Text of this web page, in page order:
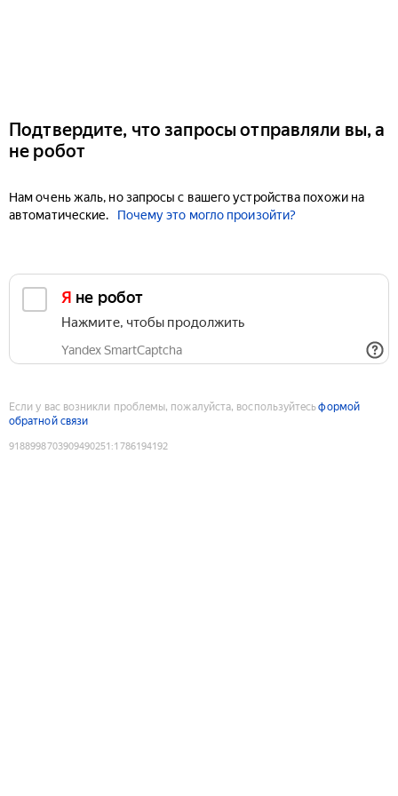
Подтвердите, что запросы отправляли вы, а
не робот
Нам очень жаль, но запросы с вашего устройства похожи на
автоматические.
Почему это могло произойти?
Я не робот
Нажмите, чтобы продолжить
Yandex SmartCaptcha
Если у вас возникли проблемы, пожалуйста, воспользуйтесьформой
обратной связи
9188998703909490251 :1786194192